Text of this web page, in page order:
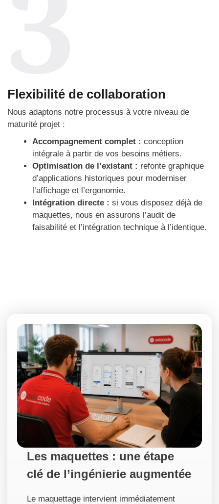
3
Flexibilité de collaboration
Nous adaptons notre processus à votre niveau de
maturité projet :
Accompagnement complet : conception
intégrale à partir de vos besoins métiers.
Optimisation de l’existant : refonte graphique
d’applications historiques pour moderniser
l’affichage et l’ergonomie.
Intégration directe : si vous disposez déjà de
maquettes, nous en assurons l’audit de
faisabilité et l’intégration technique à l’identique.
Les maquettes : une étape
clé de l’ingénierie augmentée
Le maquettage intervient immédiatement